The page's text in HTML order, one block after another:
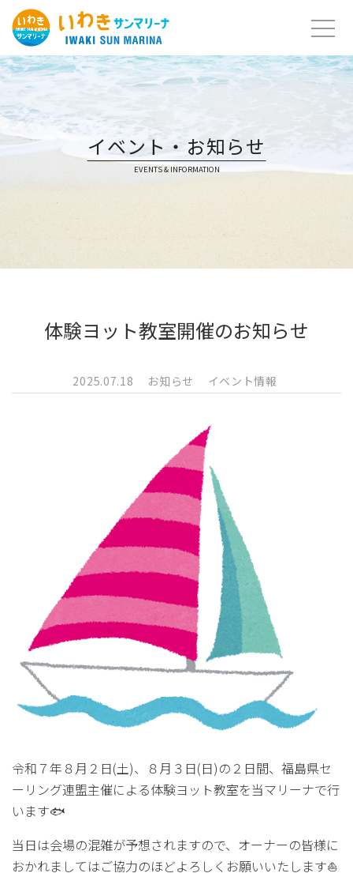
Skip
content
イベント・お知らせ
EVENTS & INFORMATION
体験ヨット教室開催のお知らせ
2025.07.18 お知らせ イベント情報
令和７年８月２日(土)、８月３日(日)の２日間、福島県セ
ーリング連盟主催による体験ヨット教室を当マリーナで行
います🐟
当日は会場の混雑が予想されますので、オーナーの皆様に
おかれましてはご協力のほどよろしくお願いいたします⛵